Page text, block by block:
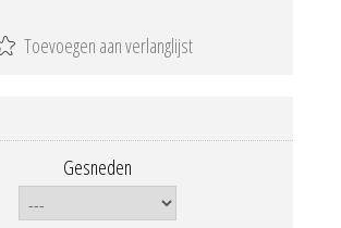
Gesneden